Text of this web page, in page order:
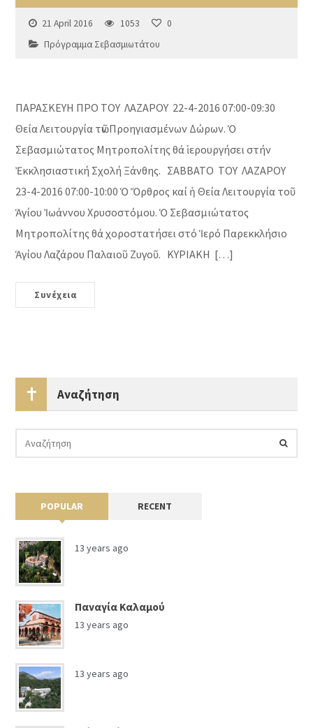
21 April 2016 1053
0
Πρόγραμμα Σεβασμιωτάτου
ΠΑΡΑΣΚΕΥΗ ΠΡΟ ΤΟΥ ΛΑΖΑΡΟΥ 22-4-2016 07:00-09:30
Θεία Λειτουργία τῶν Προηγιασμένων Δώρων. Ὁ
Σεβασμιώτατος Μητροπολίτης θά ἱερουργήσει στήν
Ἐκκλησιαστική Σχολή Ξάνθης. ΣΑΒΒΑΤΟ ΤΟΥ ΛΑΖΑΡΟΥ
23-4-2016 07:00-10:00 Ὁ Ὄρθρος καί ἡ Θεία Λειτουργία τοῦ
Ἁγίου Ἰωάννου Χρυσοστόμου. Ὁ Σεβασμιώτατος
Μητροπολίτης θά χοροστατήσει στό Ἱερό Παρεκκλήσιο
Ἁγίου Λαζάρου Παλαιοῦ Ζυγοῦ. ΚΥΡΙΑΚΗ […]
Συνέχεια
Αναζήτηση
POPULAR RECENT
13 years ago
Παναγία Καλαμού
13 years ago
13 years ago